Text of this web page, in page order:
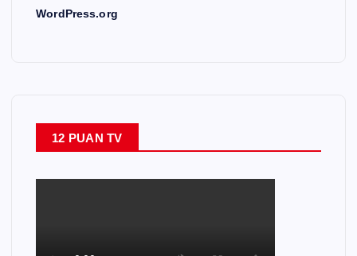
WordPress.org
12 PUAN TV